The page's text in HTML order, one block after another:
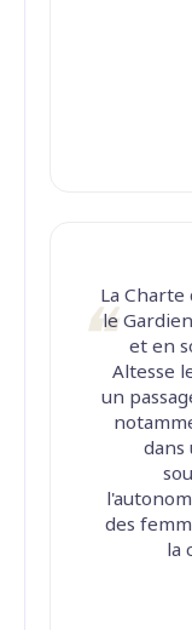
La
le
et en
Altesse
un
des
la